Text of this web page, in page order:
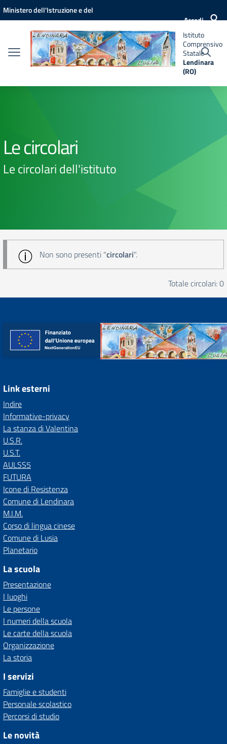
Vai ai contenuti
Vai al menu di navigazione
Vai al footer
Ministero dell'Istruzione e del
Accedi
Istituto
Comprensivo
Lendinara
(RO)
Istituto
Comprensivo
Statale
Lendinara
(RO)
Le circolari
Le circolari dell'istituto
Non sono presenti "circolari".
Totale circolari: 0
Link esterni
Indire
Informative-privacy
La stanza di Valentina
U.S.R.
U.S.T.
AULSS5
FUTURA
Icone di Resistenza
Comune di Lendinara
M.I.M.
Corso di lingua cinese
Comune di Lusia
Planetario
La scuola
Presentazione
I luoghi
Le persone
I numeri della scuola
Le carte della scuola
Organizzazione
La storia
I servizi
Famiglie e studenti
Personale scolastico
Percorsi di studio
Le novità